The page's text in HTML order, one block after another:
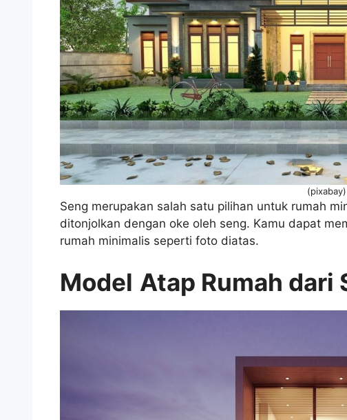
(pixabay)
Seng merupakan salah satu pilihan untuk rumah
ditonjolkan dengan oke oleh seng. Kamu dapat
rumah minimalis seperti foto diatas.
Model Atap Rumah dari